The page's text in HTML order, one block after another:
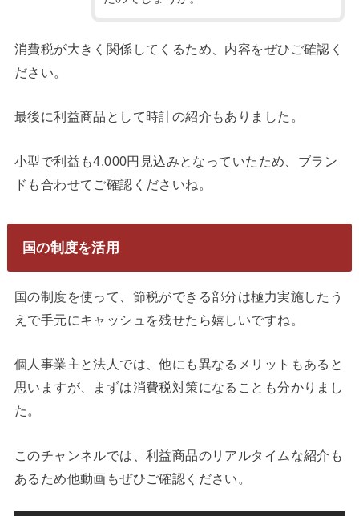
消費税が大きく関係してくるため、内容をぜひご確認く
ださい。
最後に利益商品として時計の紹介もありました。
小型で利益も4,000円見込みとなっていたため、ブラン
ドも合わせてご確認くださいね。
国の制度を活用
国の制度を使って、節税ができる部分は極力実施したう
えで手元にキャッシュを残せたら嬉しいですね。
個人事業主と法人では、他にも異なるメリットもあると
思いますが、まずは消費税対策になることも分かりまし
た。
このチャンネルでは、利益商品のリアルタイムな紹介も
あるため他動画もぜひご確認ください。